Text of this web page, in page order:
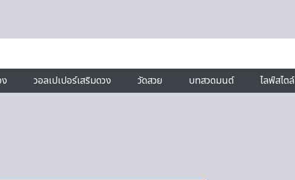
วอลเปเปอร์เสริมดวง วัดสวย บทสวดมนต์ ไลฟ์สไตล์